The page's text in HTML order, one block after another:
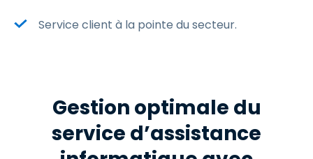
Service client à la pointe du secteur.
Gestion optimale du
service d’assistance